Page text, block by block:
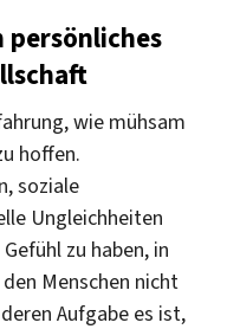
persönliches
wie mühsam
hoffen.
soziale
Ungleichheiten
zu haben, in
Menschen nicht
Aufgabe es ist,